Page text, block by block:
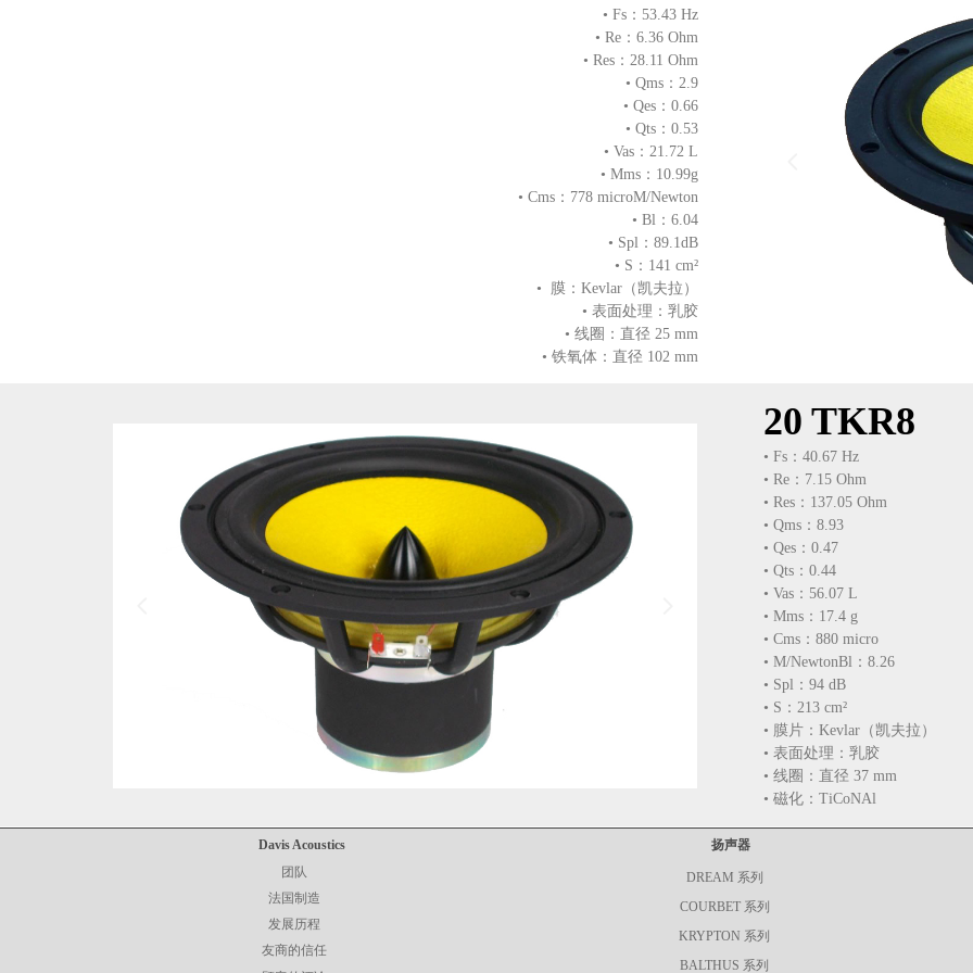
• Fs：53.43 Hz
• Re：6.36 Ohm
• Res：28.11 Ohm
• Qms：2.9
• Qes：0.66
• Qts：0.53
• Vas：21.72 L
• Mms：10.99g
• Cms：778 microM/Newton
• Bl：6.04
• Spl：89.1dB
• S：141 cm²
• 膜：Kevlar（凯夫拉）
• 表面处理：乳胶
• 线圈：直径 25 mm
• 铁氧体：直径 102 mm
20 TKR8
• Fs：40.67 Hz
• Re：7.15 Ohm
• Res：137.05 Ohm
• Qms：8.93
• Qes：0.47
• Qts：0.44
• Vas：56.07 L
• Mms：17.4 g
• Cms：880 micro
• M/NewtonBl：8.26
• Spl：94 dB
• S：213 cm²
• 膜片：Kevlar（凯夫拉）
• 表面处理：乳胶
• 线圈：直径 37 mm
• 磁化：TiCoNAl
团队
法国制造
发展历程
友商的信任
Davis Acoustics 扬声器
DREAM 系列
COURBET 系列
KRYPTON 系列
BALTHUS 系列